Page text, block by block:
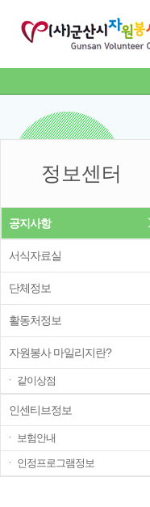
정보센터
공지사항
서식자료실
단체정보
활동처정보
자원봉사 마일리지란?
ㆍ 같이상점
인센티브정보
ㆍ 보험안내
ㆍ 인정프로그램정보